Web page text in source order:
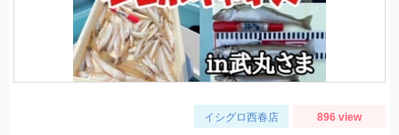
イシグロ西春店 896 view